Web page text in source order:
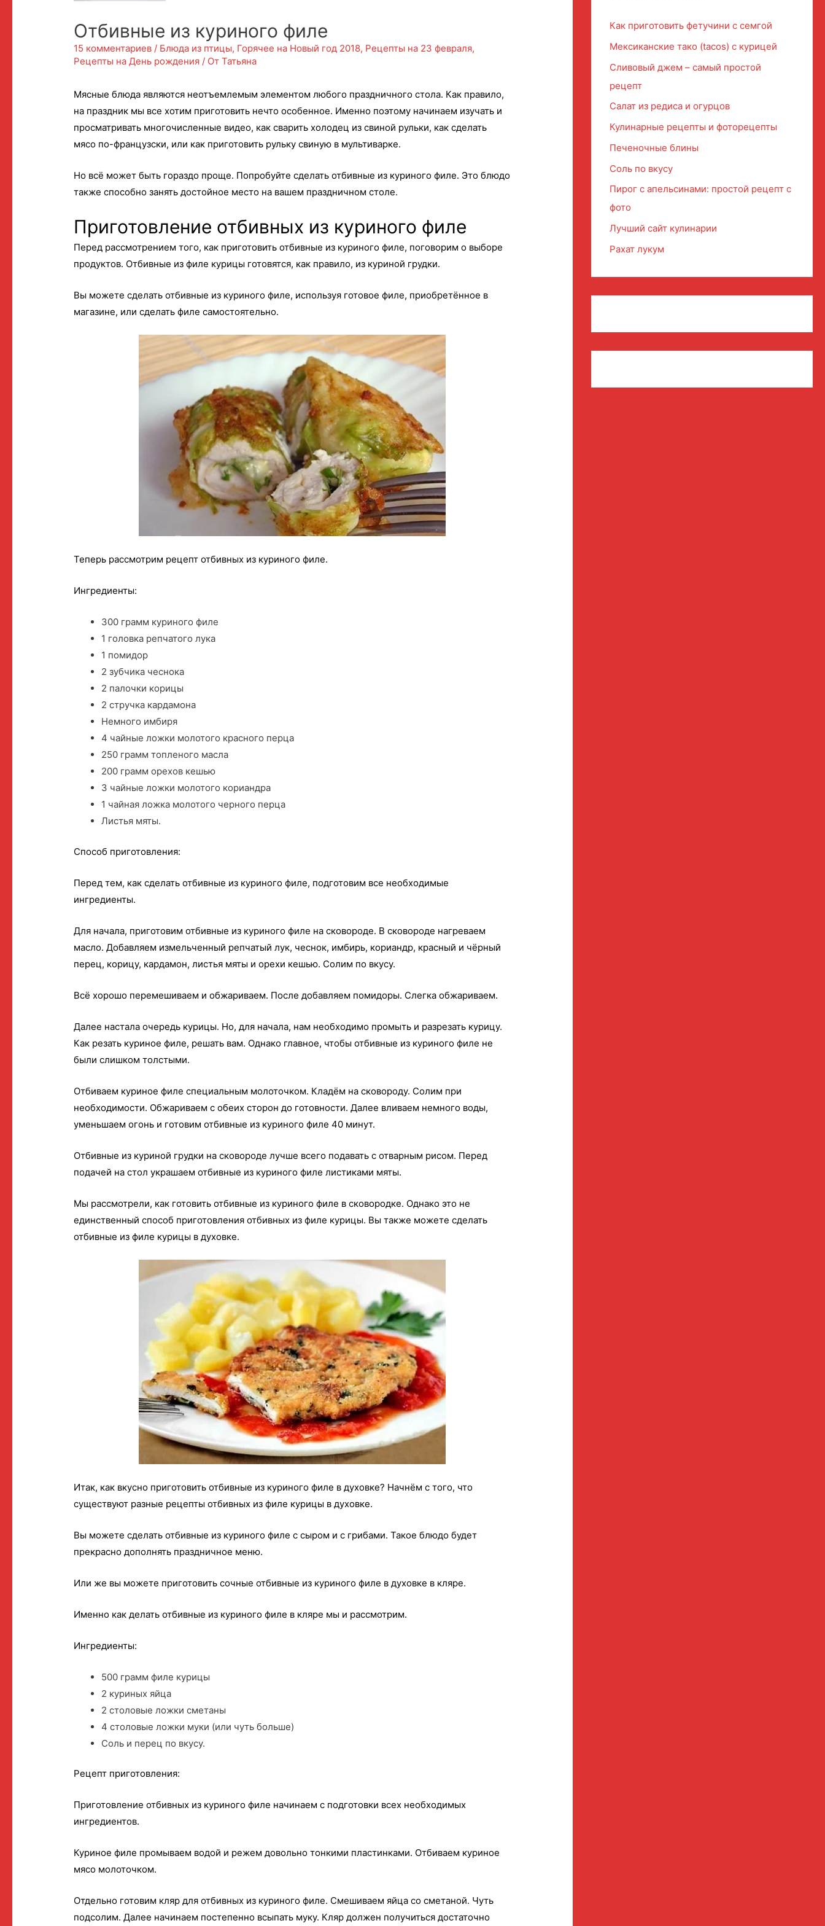
Отбивные из куриного филе
15 комментариев / Блюда из птицы, Горячее на Новый год 2018, Рецепты на 23 февраля,
Рецепты на День рождения / ОтТатьяна
Мясные блюда являются неотъемлемым элементом любого праздничного стола. Как правило,
на праздник мы все хотим приготовить нечто особенное. Именно поэтому начинаем изучать и
просматривать многочисленные видео, как сварить холодец из свиной рульки, как сделать
мясо по-французски, или как приготовить рульку свиную в мультиварке.
Но всё может быть гораздо проще. Попробуйте сделать отбивные из куриного филе. Это блюдо
также способно занять достойное место на вашем праздничном столе.
Приготовление отбивных из куриного филе
Перед рассмотрением того, как приготовить отбивные из куриного филе, поговорим о выборе
продуктов. Отбивные из филе курицы готовятся, как правило, из куриной грудки.
Вы можете сделать отбивные из куриного филе, используя готовое филе, приобретённое в
магазине, или сделать филе самостоятельно.
Теперь рассмотрим рецепт отбивных из куриного филе.
Ингредиенты:
300 грамм куриного филе
1 головка репчатого лука
1 помидор
2 зубчика чеснока
2 палочки корицы
2 стручка кардамона
Немного имбиря
4 чайные ложки молотого красного перца
250 грамм топленого масла
200 грамм орехов кешью
3 чайные ложки молотого кориандра
1 чайная ложка молотого черного перца
Листья мяты.
Способ приготовления:
Перед тем, как сделать отбивные из куриного филе, подготовим все необходимые
ингредиенты.
Для начала, приготовим отбивные из куриного филе на сковороде. В сковороде нагреваем
масло. Добавляем измельченный репчатый лук, чеснок, имбирь, кориандр, красный и чёрный
перец, корицу, кардамон, листья мяты и орехи кешью. Солим по вкусу.
Всё хорошо перемешиваем и обжариваем. После добавляем помидоры. Слегка обжариваем.
Далее настала очередь курицы. Но, для начала, нам необходимо промыть и разрезать курицу.
Как резать куриное филе, решать вам. Однако главное, чтобы отбивные из куриного филе не
были слишком толстыми.
Отбиваем куриное филе специальным молоточком. Кладём на сковороду. Солим при
необходимости. Обжариваем с обеих сторон до готовности. Далее вливаем немного воды,
уменьшаем огонь и готовим отбивные из куриного филе 40 минут.
Отбивные из куриной грудки на сковороде лучше всего подавать с отварным рисом. Перед
подачей на стол украшаем отбивные из куриного филе листиками мяты.
Мы рассмотрели, как готовить отбивные из куриного филе в сковородке. Однако это не
единственный способ приготовления отбивных из филе курицы. Вы также можете сделать
отбивные из филе курицы в духовке.
Итак, как вкусно приготовить отбивные из куриного филе в духовке? Начнём с того, что
существуют разные рецепты отбивных из филе курицы в духовке.
Вы можете сделать отбивные из куриного филе с сыром и с грибами. Такое блюдо будет
прекрасно дополнять праздничное меню.
Или же вы можете приготовить сочные отбивные из куриного филе в духовке в кляре.
Именно как делать отбивные из куриного филе в кляре мы и рассмотрим.
Ингредиенты:
500 грамм филе курицы
2 куриных яйца
2 столовые ложки сметаны
4 столовые ложки муки (или чуть больше)
Соль и перец по вкусу.
Рецепт приготовления:
Приготовление отбивных из куриного филе начинаем с подготовки всех необходимых
ингредиентов.
Куриное филе промываем водой и режем довольно тонкими пластинками. Отбиваем куриное
мясо молоточком.
Отдельно готовим кляр для отбивных из куриного филе. Смешиваем яйца со сметаной. Чуть
подсолим. Далее начинаем постепенно всыпать муку. Кляр должен получиться достаточно
Как приготовить фетучини с семгой
Мексиканские тако (tacos) с курицей
Сливовый джем – самый простой
рецепт
Салат из редиса и огурцов
Кулинарные рецепты и фоторецепты
Печеночные блины
Соль по вкусу
Пирог с апельсинами: простой рецепт с
фото
Лучший сайт кулинарии
Рахат лукум